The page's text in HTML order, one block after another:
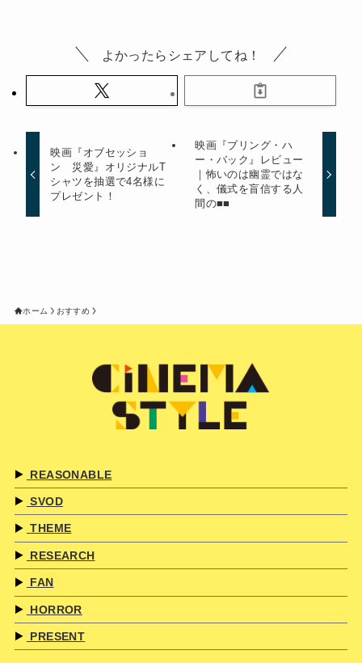
よかったらシェアしてね！
映画『オブセッショ
ン 災愛』オリジナルT
シャツを抽選で4名様に
プレゼント！
映画『ブリング・ハ
ー・バック』レビュー
｜怖いのは幽霊ではな
く、儀式を盲信する人
間の■■
ホーム おすすめ
REASONABLE
SVOD
THEME
RESEARCH
FAN
HORROR
PRESENT